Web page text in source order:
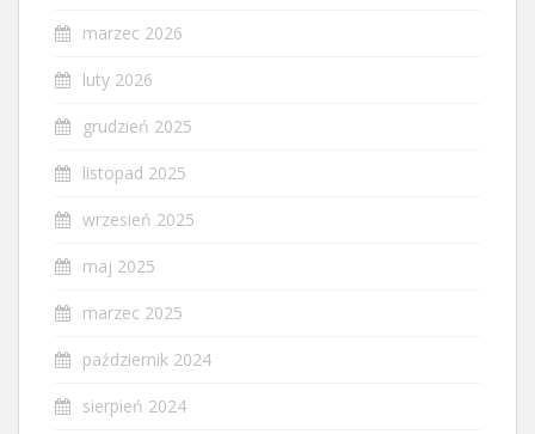
marzec 2026
luty 2026
grudzień 2025
listopad 2025
wrzesień 2025
maj 2025
marzec 2025
październik 2024
sierpień 2024